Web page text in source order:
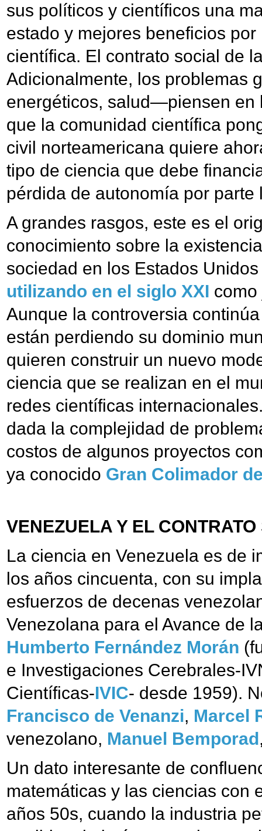
sus políticos y científicos una
estado y mejores beneficios
científica. El contrato social de
Adicionalmente, los problemas
energéticos, salud—piensen
que la comunidad científica
civil norteamericana quiere
tipo de ciencia que debe
pérdida de autonomía por
A grandes rasgos, este es el
conocimiento sobre la
sociedad en los Estados
utilizando en el siglo XXI
Aunque la controversia
están perdiendo su dominio
quieren construir un nuevo
ciencia que se realizan en el
redes científicas
dada la complejidad de
costos de algunos proyectos
ya conocido Gran Colimador
VENEZUELA Y EL
La ciencia en Venezuela es de
los años cincuenta, con su
esfuerzos de decenas
Venezolana para el Avance de
Humberto Fernández Morán
e Investigaciones Cerebrales-
Científicas-IVIC- desde 1959).
Francisco de Venanzi, Marcel
venezolano, Manuel Bemporad
Un dato interesante de
matemáticas y las ciencias con
años 50s, cuando la industria